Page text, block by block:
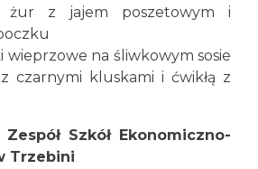
żur z jajem poszetowym i
wieprzowe na śliwkowym sosie
czarnymi kluskami i ćwikłą z
Szkół Ekonomiczno-
Trzebini